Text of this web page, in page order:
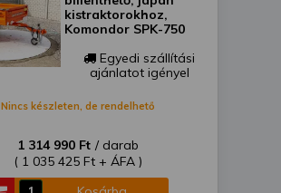
kistraktorokhoz,
Komondor SPK-750
Egyedi szállítási
ajánlatot igényel
Nincs készleten, de rendelhető
1 314 990 Ft / darab
( 1 035 425 Ft + ÁFA )